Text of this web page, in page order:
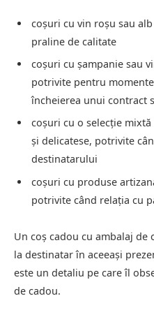
coșuri cu vin roșu sau
praline de calitate
coșuri cu șampanie sau
potrivite pentru
încheierea unui contract
coșuri cu o selecție
și delicatese, potrivite
destinatarului
coșuri cu produse
potrivite când relația cu
Un coș cadou cu ambalaj
la destinatar în aceeași
este un detaliu pe care îl
de cadou.